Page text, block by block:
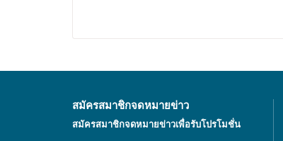
สมัครสมาชิกจดหมายข่าว
สมัครสมาชิกจดหมายข่าวเพื่อรับโปรโมชั่น